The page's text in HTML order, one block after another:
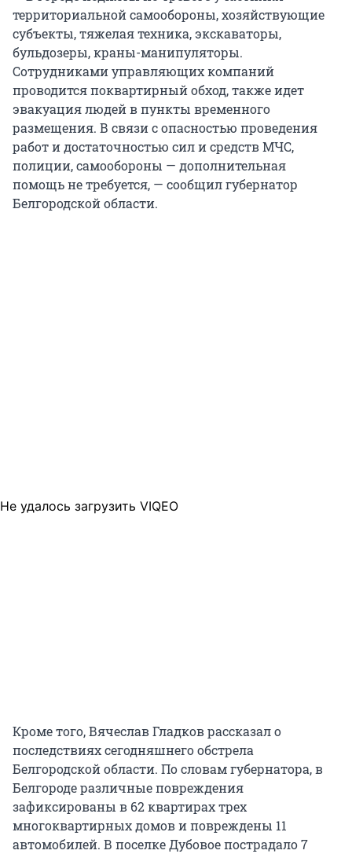
территориальной самообороны, хозяйствующие
субъекты, тяжелая техника, экскаваторы,
бульдозеры, краны-манипуляторы.
Сотрудниками управляющих компаний
проводится поквартирный обход, также идет
эвакуация людей в пункты временного
размещения. В связи с опасностью проведения
работ и достаточностью сил и средств МЧС,
полиции, самообороны — дополнительная
помощь не требуется, — сообщил губернатор
Белгородской области.
Не удалось загрузить VIQEO
Кроме того, Вячеслав Гладков рассказал о
последствиях сегодняшнего обстрела
Белгородской области. По словам губернатора, в
Белгороде различные повреждения
зафиксированы в 62 квартирах трех
многоквартирных домов и повреждены 11
автомобилей. В поселке Дубовое пострадало 7